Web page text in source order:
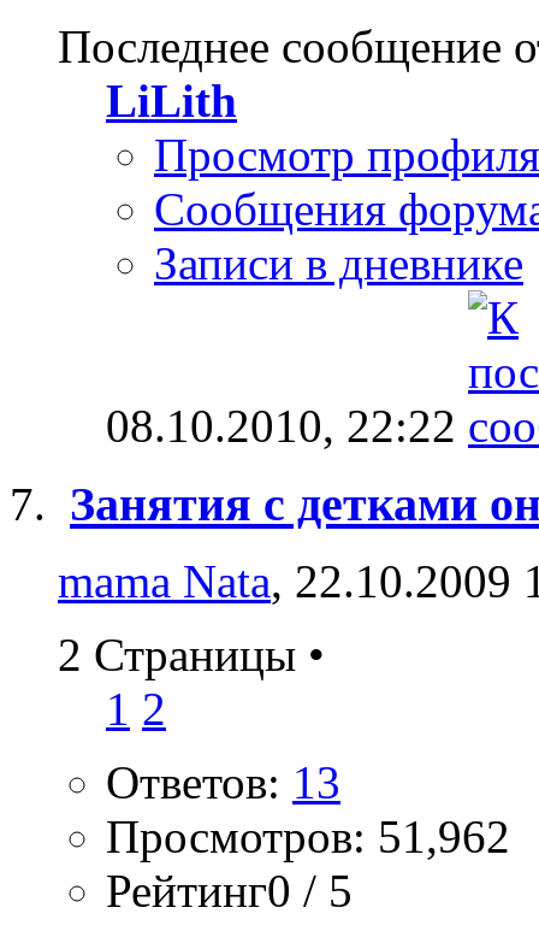
Последнее сообщение
LiLith
Просмотр профиля
Сообщения
Записи в дневнике
08.10.2010, 22:22
Занятия с детками
mama Nata, 22.10.2009
2 Страницы •
1 2
Ответов: 13
Просмотров: 51,962
Рейтинг0 / 5